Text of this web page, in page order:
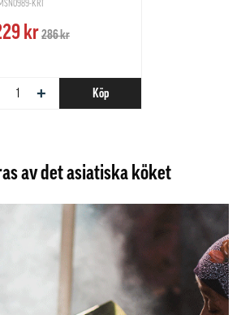
KRT
kr286 kr
+ Köp
av det asiatiska köket